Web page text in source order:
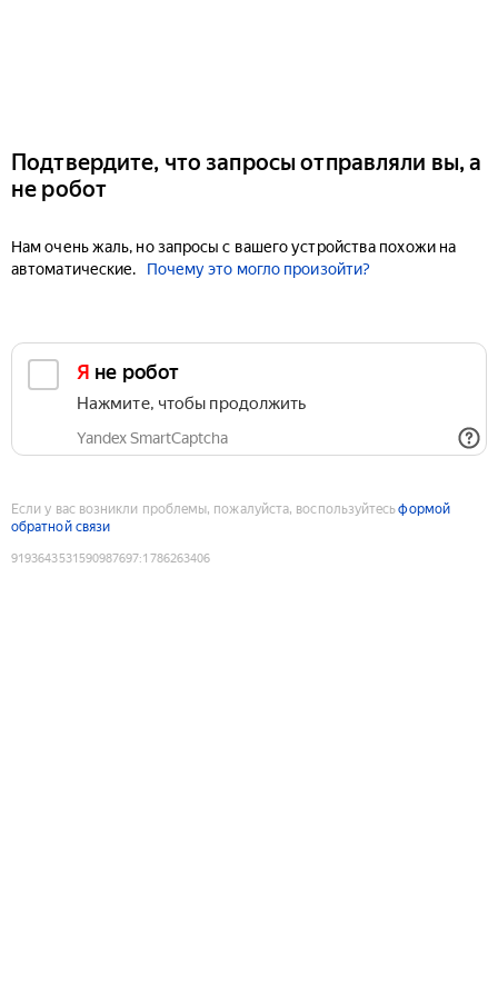
Подтвердите, что запросы отправляли вы, а
не робот
Нам очень жаль, но запросы с вашего устройства похожи на
автоматические.
Почему это могло произойти?
Я не робот
Нажмите, чтобы продолжить
Yandex SmartCaptcha
Если у вас возникли проблемы, пожалуйста, воспользуйтесьформой
обратной связи
9193643531590987697:1786263406